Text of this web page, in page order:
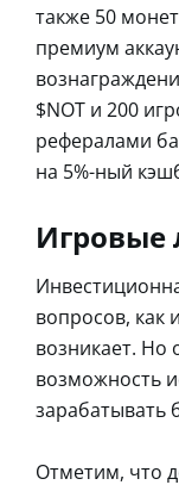
также 50
премиум
$NOT и 200
рефералами
на 5%-ный
Игровые
вопросов, как
возникает. Но
возможность
зарабатывать
Отметим, что